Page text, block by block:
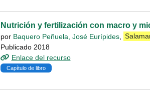
Nutrición y fertilización con macro y
por Baquero Peñuela, José Eurípides
Publicado 2018
Enlace del recurso
Capítulo de libro